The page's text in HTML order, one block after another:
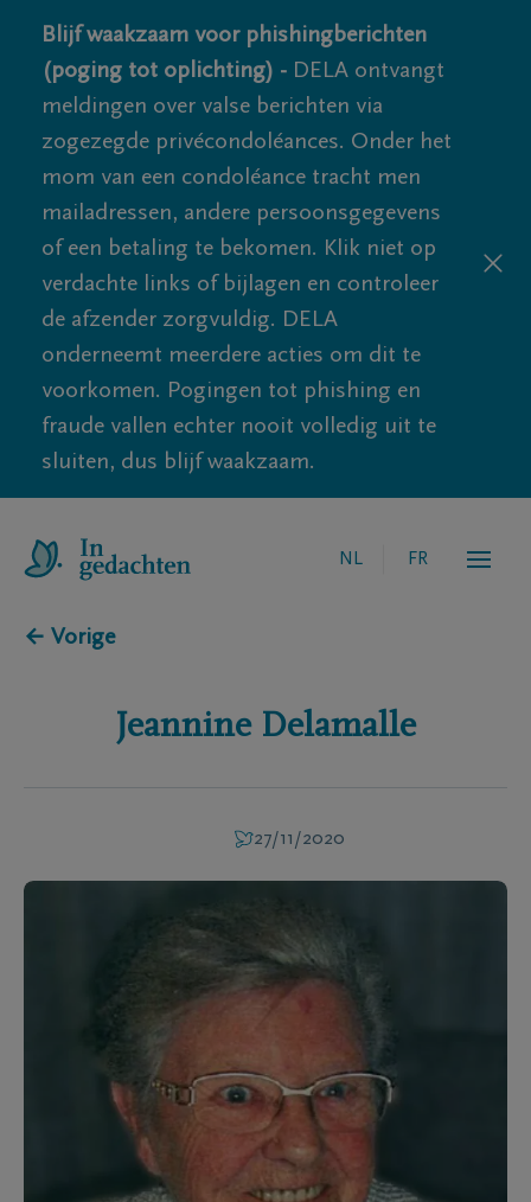
Blijf waakzaam voor phishingberichten
(poging tot oplichting) - DELA ontvangt
meldingen over valse berichten via
zogezegde privécondoléances. Onder het
mom van een condoléance tracht men
mailadressen, andere persoonsgegevens
of een betaling te bekomen. Klik niet op
verdachte links of bijlagen en controleer
de afzender zorgvuldig. DELA
onderneemt meerdere acties om dit te
voorkomen. Pogingen tot phishing en
fraude vallen echter nooit volledig uit te
sluiten, dus blijf waakzaam.
NL FR
← Vorige
Jeannine Delamalle
27/11/2020